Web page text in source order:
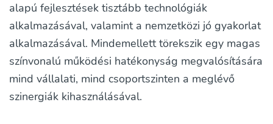
alapú fejlesztések tisztább technológiák
alkalmazásával, valamint a nemzetközi jó gyakorlat
alkalmazásával. Mindemellett törekszik egy magas
színvonalú működési hatékonyság megvalósítására
mind vállalati, mind csoportszinten a meglévő
szinergiák kihasználásával.